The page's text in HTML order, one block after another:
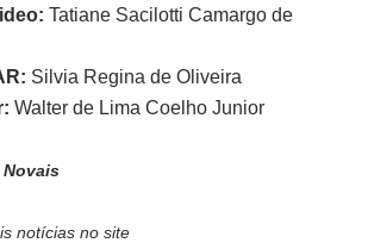
Tatiane Sacilotti Camargo de
Silvia Regina de Oliveira
Walter de Lima Coelho Junior
Novais
notícias no site